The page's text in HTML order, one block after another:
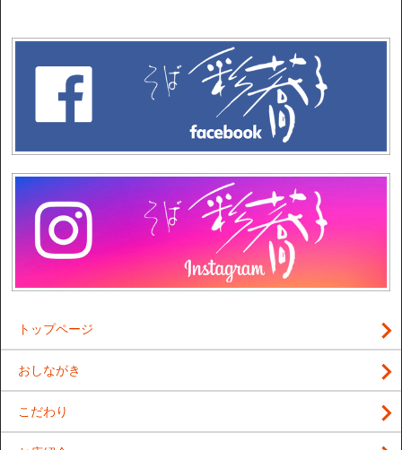
トップページ
おしながき
こだわり